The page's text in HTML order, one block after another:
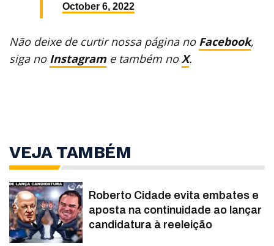
October 6, 2022
Não deixe de curtir nossa página no Facebook,
siga no Instagram e também no X.
VEJA TAMBÉM
Roberto Cidade evita embates e
aposta na continuidade ao lançar
candidatura à reeleição